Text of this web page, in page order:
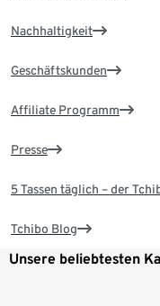
Nachhaltigkeit
Geschäftskunden
Affiliate Programm
Presse
5 Tassen täglich – der
Tchibo Blog
Unsere beliebtesten